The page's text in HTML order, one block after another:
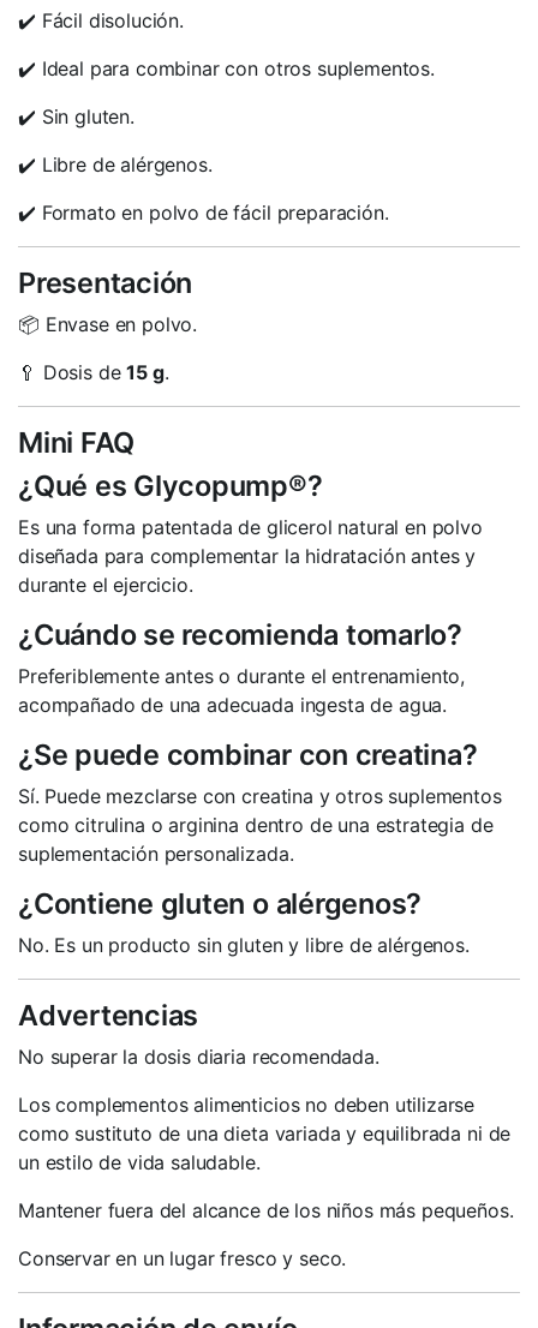
✔️ Fácil disolución.
✔️ Ideal para combinar con otros suplementos.
✔️ Sin gluten.
✔️ Libre de alérgenos.
✔️ Formato en polvo de fácil preparación.
Presentación
📦 Envase en polvo.
🥄 Dosis de15 g.
Mini FAQ
¿Qué es Glycopump®?
Es una forma patentada de glicerol natural en polvo
diseñada para complementar la hidratación antes y
durante el ejercicio.
¿Cuándo se recomienda tomarlo?
Preferiblemente antes o durante el entrenamiento,
acompañado de una adecuada ingesta de agua.
¿Se puede combinar con creatina?
Sí. Puede mezclarse con creatina y otros suplementos
como citrulina o arginina dentro de una estrategia de
suplementación personalizada.
¿Contiene gluten o alérgenos?
No. Es un producto sin gluten y libre de alérgenos.
Advertencias
No superar la dosis diaria recomendada.
Los complementos alimenticios no deben utilizarse
como sustituto de una dieta variada y equilibrada ni de
un estilo de vida saludable.
Mantener fuera del alcance de los niños más pequeños.
Conservar en un lugar fresco y seco.